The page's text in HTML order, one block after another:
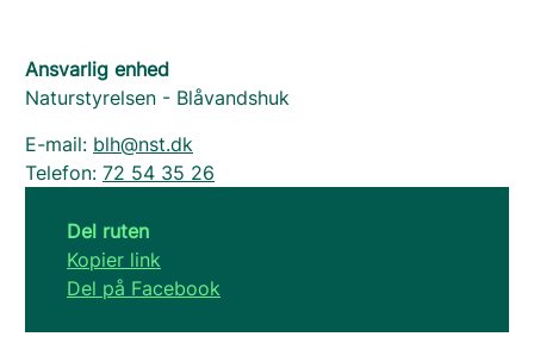
Ansvarlig enhed
Naturstyrelsen - Blåvandshuk
E-mail: blh@nst.dk
Telefon: 72 54 35 26
Del ruten
Kopier link
Del på Facebook